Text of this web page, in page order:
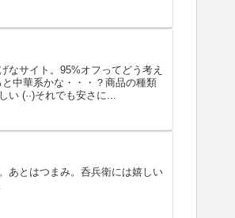
なサイト。95%オフってどう考え
中華系かな・・・？商品の種類
い (··)それでも安さに...
あとはつまみ。呑兵衛には嬉しい